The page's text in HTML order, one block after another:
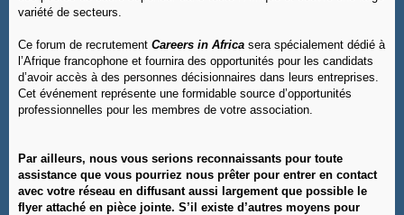
variété de secteurs.
Ce forum de recrutement Careers in Africa sera spécialement dédié à
l’Afrique francophone et fournira des opportunités pour les candidats
d’avoir accès à des personnes décisionnaires dans leurs entreprises.
Cet événement représente une formidable source d’opportunités
professionnelles pour les membres de votre association.
Par ailleurs, nous vous serions reconnaissants pour toute
assistance que vous pourriez nous prêter pour entrer en contact
avec votre réseau en diffusant aussi largement que possible le
flyer attaché en pièce jointe. S’il existe d’autres moyens pour